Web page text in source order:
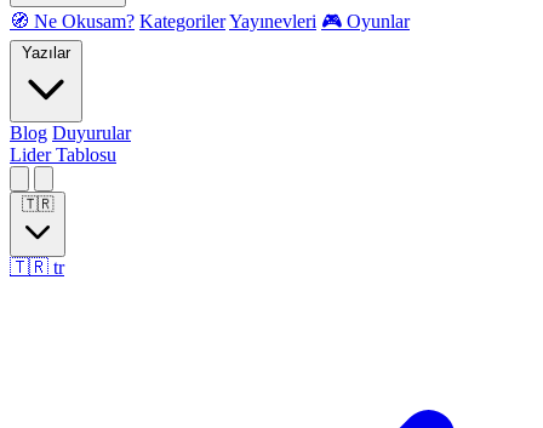
🧭 Ne Okusam? KategorilerYayınevleri 🎮 Oyunlar
Yazılar
Blog Duyurular
Lider Tablosu
🇹🇷
🇹🇷 tr